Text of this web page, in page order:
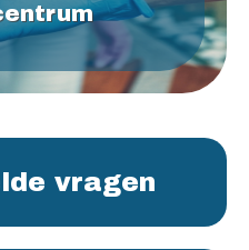
vragen